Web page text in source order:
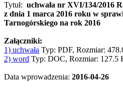
Tytuł: uchwała nr XVI/134/2016
z dnia 1 marca 2016 roku w
Tarnogórskiego na rok 2016
Załączniki:
1) uchwała Typ: PDF, Rozmiar:
2) word Typ: DOC, Rozmiar: 127.5
Data wprowadzenia: 2016-04-26